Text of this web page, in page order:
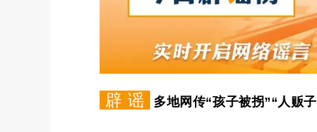
辟 谣 多地网传“孩子被拐”“人贩